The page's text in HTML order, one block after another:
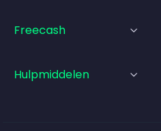
Freecash
Hulpmiddelen